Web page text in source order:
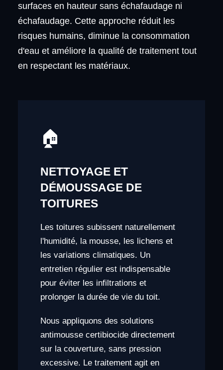
surfaces en hauteur sans échafaudage ni
échafaudage. Cette approche réduit les
risques humains, diminue la consommation
d'eau et améliore la qualité de traitement tout
en respectant les matériaux.
🏠
NETTOYAGE ET
DÉMOUSSAGE DE
TOITURES
Les toitures subissent naturellement
l'humidité, la mousse, les lichens et
les variations climatiques. Un
entretien régulier est indispensable
pour éviter les infiltrations et
prolonger la durée de vie du toit.
Nous appliquons des solutions
antimousse certibiocide directement
sur la couverture, sans pression
excessive. Le traitement agit en